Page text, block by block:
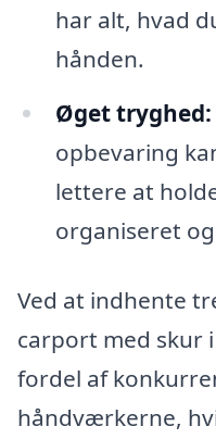
har alt, hvad
hånden.
Øget tryghed:
opbevaring
lettere at
organiseret
Ved at indhente
carport med skur
fordel af
håndværkerne,